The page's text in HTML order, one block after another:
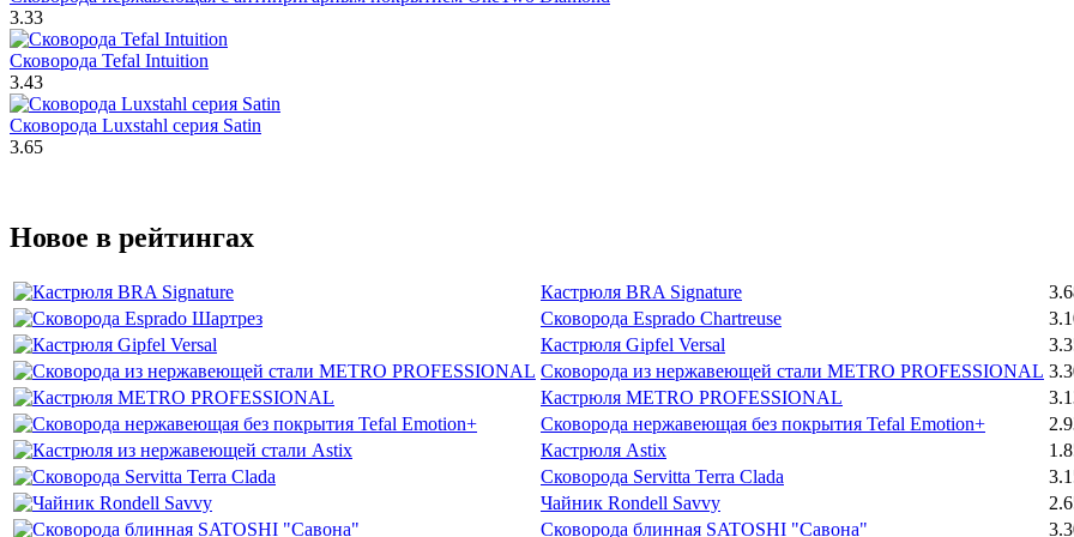
3.33
Сковорода Tefal Intuition
3.43
Сковорода Luxstahl серия Satin
3.65
Новое в рейтингах
Кастрюля BRA Signature
Сковорода Esprado Chartreuse
Кастрюля Gipfel Versal
Сковорода из нержавеющей стали METRO PROFESSIONAL
Кастрюля METRO PROFESSIONAL
Сковорода нержавеющая без покрытия Tefal Emotion+
Кастрюля Astix
Сковорода Servitta Terra Clada
Чайник Rondell Savvy
Сковорода блинная SATOSHI "Савона"